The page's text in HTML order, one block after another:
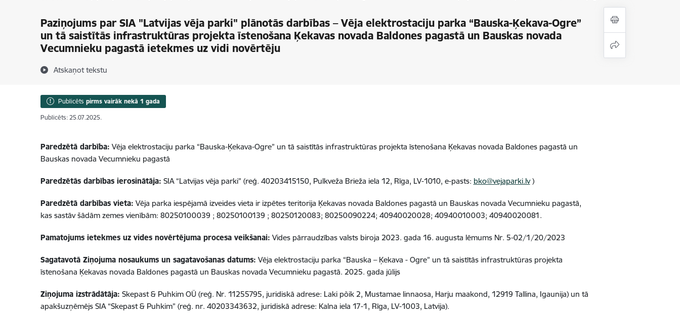
Paziņojums par SIA "Latvijas vēja parki" plānotās darbības – Vēja elektrostaciju parka “Bauska-Ķekava-Ogre”
un tā saistītās infrastruktūras projekta īstenošana Ķekavas novada Baldones pagastā un Bauskas novada
Vecumnieku pagastā ietekmes uz vidi novērtēju
Atskaņot tekstu
Publicēts pirms vairāk nekā 1 gada
Publicēts: 25.07.2025.
Paredzētā darbība: Vēja elektrostaciju parka “Bauska-Ķekava-Ogre” un tā saistītās infrastruktūras projekta īstenošana Ķekavas novada Baldones pagastā un
Bauskas novada Vecumnieku pagastā
Paredzētās darbības ierosinātāja: SIA “Latvijas vēja parki” (reģ. 40203415150, Pulkveža Brieža iela 12, Rīga, LV-1010, e-pasts: bko@vejaparki.lv)
Paredzētā darbības vieta: Vēja parka iespējamā izveides vieta ir izpētes teritorija Ķekavas novada Baldones pagastā un Bauskas novada Vecumnieku pagastā,
kas sastāv šādām zemes vienībām: 80250100039 ; 80250100139 ; 80250120083; 80250090224; 40940020028; 40940010003; 40940020081.
Pamatojums ietekmes uz vides novērtējuma procesa veikšanai: Vides pārraudzības valsts biroja 2023. gada 16. augusta lēmums Nr. 5-02/1/20/2023
Sagatavotā Ziņojuma nosaukums un sagatavošanas datums: Vēja elektrostaciju parka “Bauska – Ķekava - Ogre” un tā saistītās infrastruktūras projekta
īstenošana Ķekavas novada Baldones pagastā un Bauskas novada Vecumnieku pagastā. 2025. gada jūlijs
Ziņojuma izstrādātāja: Skepast & Puhkim OÜ (reģ. Nr. 11255795, juridiskā adrese: Laki põik 2, Mustamae linnaosa, Harju maakond, 12919 Tallina, Igaunija) un tā
apakšuzņēmējs SIA “Skepast & Puhkim” (reģ. nr. 40203343632, juridiskā adrese: Kalna iela 17-1, Rīga, LV-1003, Latvija).